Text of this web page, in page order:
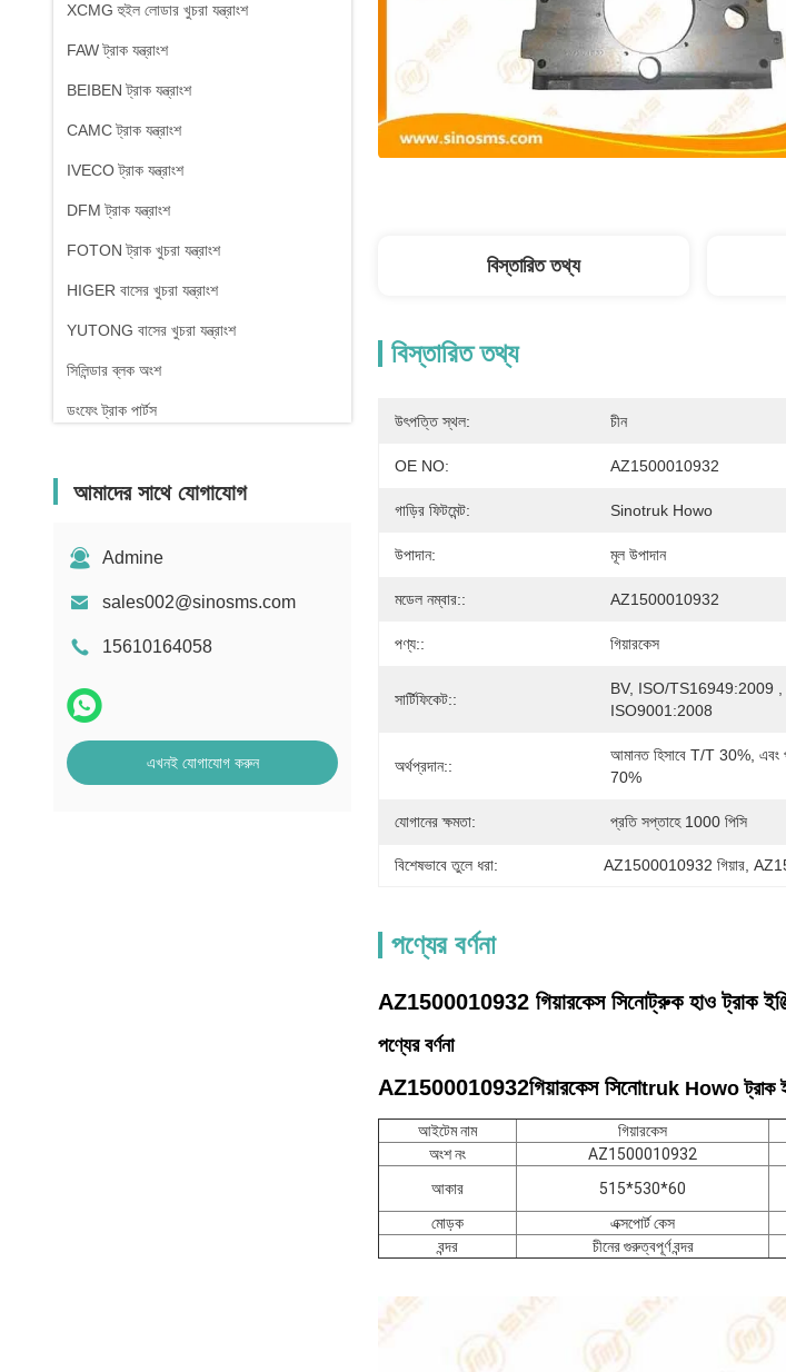
XCMG হুইল লোডার খুচরা যন্ত্রাংশ
FAW ট্রাক যন্ত্রাংশ
BEIBEN ট্রাক যন্ত্রাংশ
CAMC ট্রাক যন্ত্রাংশ
IVECO ট্রাক যন্ত্রাংশ
DFM ট্রাক যন্ত্রাংশ
FOTON ট্রাক খুচরা যন্ত্রাংশ
HIGER বাসের খুচরা যন্ত্রাংশ
YUTONG বাসের খুচরা যন্ত্রাংশ
সিলিন্ডার ব্লক অংশ
ডংফেং ট্রাক পার্টস
আমাদের সাথে যোগাযোগ
Admine
sales002@sinosms.com
15610164058
এখনই যোগাযোগ করুন
বিস্তারিত তথ্য
বিস্তারিত তথ্য
উৎপত্তি স্থল: চীন
OE NO: AZ1500010932
গাড়ির ফিটমেন্ট: Sinotruk Howo
উপাদান: মূল উপাদান
মডেল নম্বার:: AZ1500010932
পণ্য:: গিয়ারকেস
সার্টিফিকেট::
BV, ISO/TS16949:2009 ,
ISO9001:2008
অর্থপ্রদান::
আমানত হিসাবে T/T 30%, এবং
70%
যোগানের ক্ষমতা: প্রতি সপ্তাহে 1000 পিসি
বিশেষভাবে তুলে ধরা: AZ1500010932 গিয়ার ,
পণ্যের বর্ণনা
AZ1500010932 গিয়ারকেস সিনোট্রুক হাও ট্রাক
পণ্যের বর্ণনা
AZ1500010932গিয়ারকেস সিনোtruk Howo ট্রাক
আইটেম নাম গিয়ারকেস
অংশ নং
AZ1500010932
আকার 515*530*60
মোড়ক
এক্সপোর্ট কেস
বন্দর
চীনের গুরুত্বপূর্ণ বন্দর